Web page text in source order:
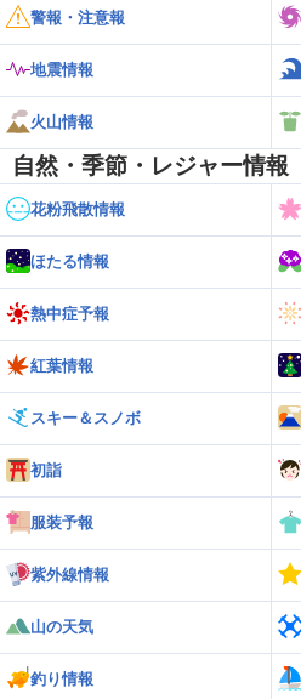
警報・注意報
地震情報
火山情報
自然・季節・レジャー情報
花粉飛散情報
ほたる情報
熱中症予報
紅葉情報
スキー＆スノボ
初詣
服装予報
紫外線情報
山の天気
釣り情報